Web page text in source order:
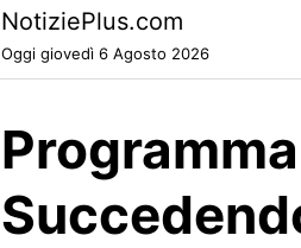
NotiziePlus.com
Oggi giovedì 6 Agosto 2026